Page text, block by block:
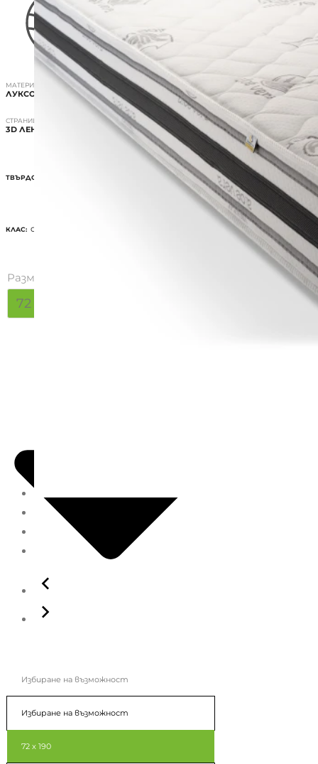
МАТЕРИАЛ
ЛУКСОЗЕН ТЕКСТИЛ
СТРАНИЦА
3D ЛЕНТА
ТВЪРДОСТ:
КЛАС: СРЕДЕН
Размер
Избиране на възможност
Избиране на възможност
72 x 190